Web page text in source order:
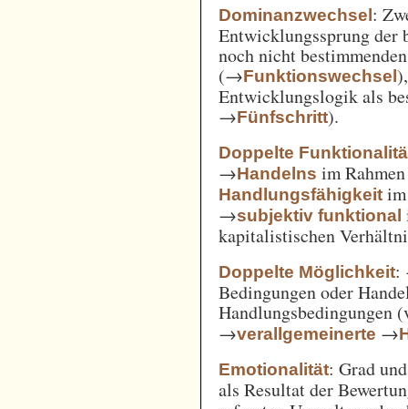
Dominanzwechsel:
Entwicklungssprung der
noch nicht
(→Funktionswechsel
Entwicklungslogik als
→Fünfschritt).
Doppelte
→Handelns im
Handlungsfähigkeit
→subjektiv funktional
kapitalistischen
Doppelte Möglichkeit:
Bedingungen oder
Handlungsbedingungen
→verallgemeinerte →
Emotionalität: Grad
als Resultat der